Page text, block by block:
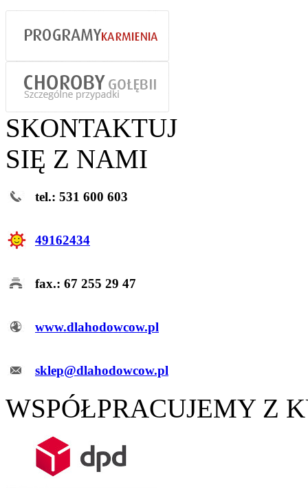
SKONTAKTUJ
SIĘ Z NAMI
tel.: 531 600 603
49162434
fax.: 67 255 29 47
www.dlahodowcow.pl
sklep@dlahodowcow.pl
WSPÓŁPRACUJEMY Z